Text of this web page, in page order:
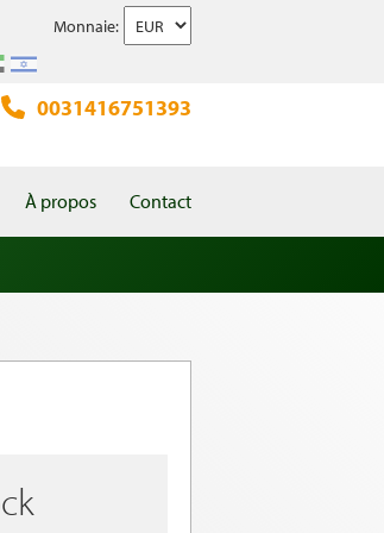
Monnaie:
0031416751393
À propos Contact